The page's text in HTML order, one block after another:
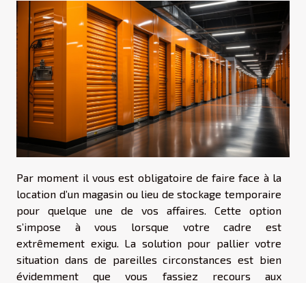
Par moment il vous est obligatoire de faire face à la
location d’un magasin ou lieu de stockage temporaire
pour quelque une de vos affaires. Cette option
s’impose à vous lorsque votre cadre est
extrêmement exigu. La solution pour pallier votre
situation dans de pareilles circonstances est bien
évidemment que vous fassiez recours aux